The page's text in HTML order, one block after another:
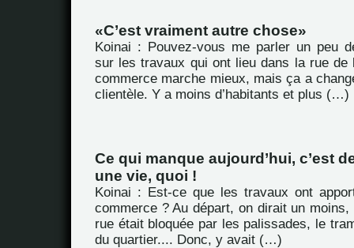
C’est vraiment autre chose
Koinai : Pouvez-vous me parler un peu
sur les travaux qui ont lieu dans la rue de
commerce marche mieux, mais ça a
clientèle. Y a moins d’habitants et plus (…)
Ce qui manque aujourd’hui, c’est
une vie, quoi !
Koinai : Est-ce que les travaux ont
commerce ? Au départ, on dirait un moins,
rue était bloquée par les palissades, le
du quartier.... Donc, y avait (…)